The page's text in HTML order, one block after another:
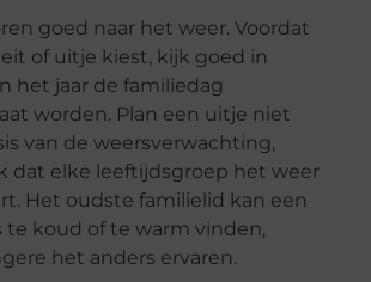
goed naar het weer. Voordat
of uitje kiest, kijk goed in
het jaar de familiedag
worden. Plan een uitje niet
van de weersverwachting,
dat elke leeftijdsgroep het weer
Het oudste familielid kan een
te koud of te warm vinden,
het anders ervaren.